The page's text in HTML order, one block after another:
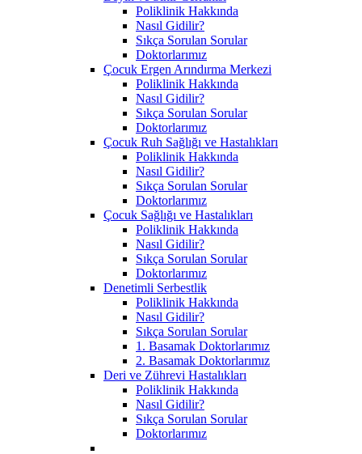
Poliklinik Hakkında
Nasıl Gidilir?
Sıkça Sorulan Sorular
Doktorlarımız
Çocuk Ergen Arındırma Merkezi
Poliklinik Hakkında
Nasıl Gidilir?
Sıkça Sorulan Sorular
Doktorlarımız
Çocuk Ruh Sağlığı ve Hastalıkları
Poliklinik Hakkında
Nasıl Gidilir?
Sıkça Sorulan Sorular
Doktorlarımız
Çocuk Sağlığı ve Hastalıkları
Poliklinik Hakkında
Nasıl Gidilir?
Sıkça Sorulan Sorular
Doktorlarımız
Denetimli Serbestlik
Poliklinik Hakkında
Nasıl Gidilir?
Sıkça Sorulan Sorular
1. Basamak Doktorlarımız
2. Basamak Doktorlarımız
Deri ve Zührevi Hastalıkları
Poliklinik Hakkında
Nasıl Gidilir?
Sıkça Sorulan Sorular
Doktorlarımız